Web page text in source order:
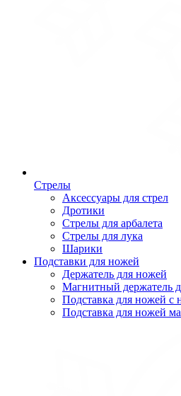
Стрелы
Аксессуары для стрел
Дротики
Стрелы для арбалета
Стрелы для лука
Шарики
Подставки для ножей
Держатель для ножей
Магнитный держатель
Подставка для ножей с
Подставка для ножей